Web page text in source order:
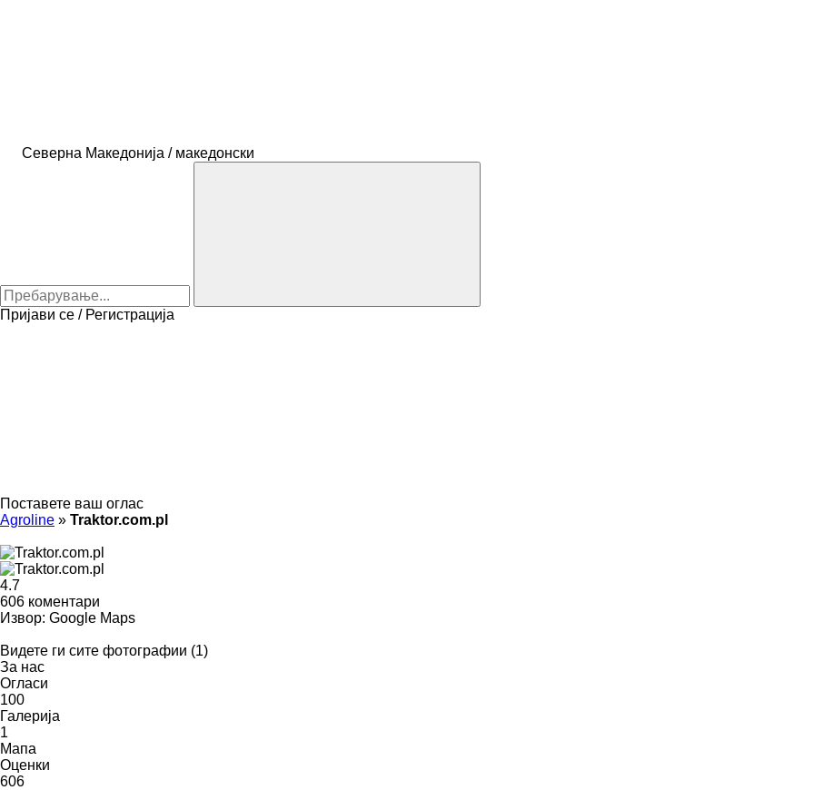
Северна Македонија / македонски
Пријави се / Регистрација
Поставете ваш оглас
Agroline » Traktor.com.pl
4.7
606 коментари
Извор: Google Maps
Видете ги сите фотографии (1)
За нас
Огласи
100
Галерија
1
Мапа
Оценки
606